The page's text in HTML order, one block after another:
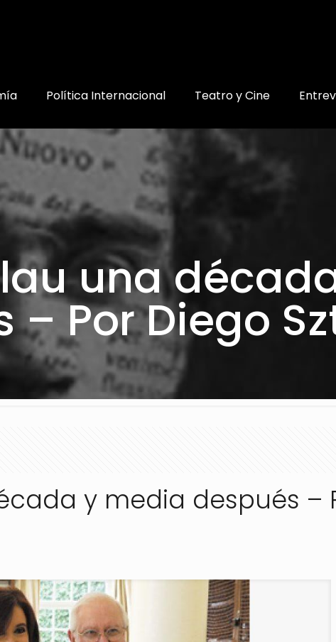
Política Internacional Teatro y Cine
una
– Por Diego
y media después –